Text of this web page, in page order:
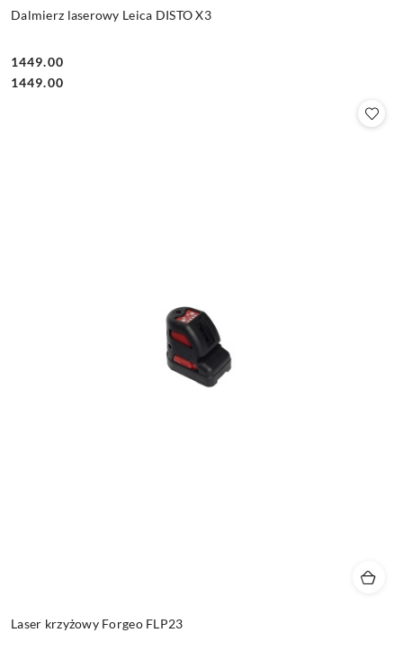
Dalmierz laserowy Leica DISTO X3
Cena:
1449.00
Cena:
1449.00
Laser krzyżowy Forgeo FLP23